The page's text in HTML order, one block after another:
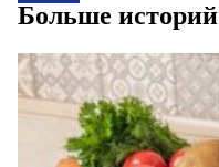
Больше историй